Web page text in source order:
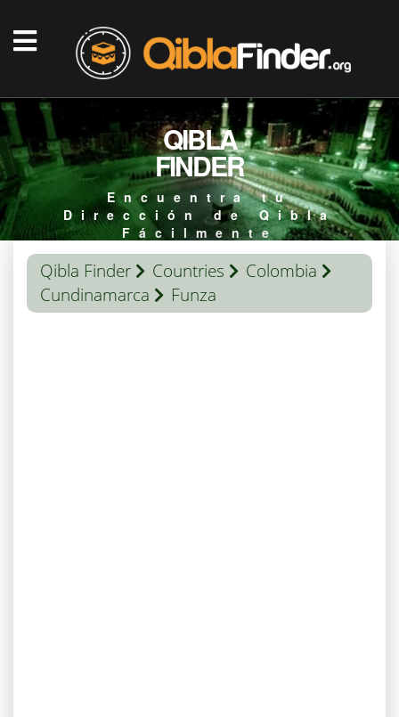
QIBLA
FINDER
Encuentra tu
Dirección de Qibla
Fácilmente
Qibla Finder Countries
Colombia
Cundinamarca
Funza